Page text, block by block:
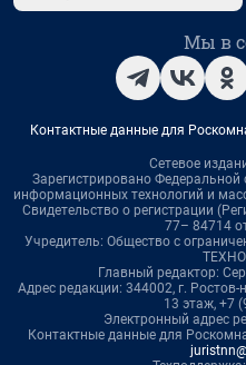
Мы в
Контактные данные для
Сетевое
Зарегистрировано Федеральной
информационных технологий и
Свидетельство о регистрации
77– 84714
Учредитель: Общество с
Главный редактор:
Адрес редакции: 344002, г.
13 этаж, +7
Электронный адрес
Контактные данные для